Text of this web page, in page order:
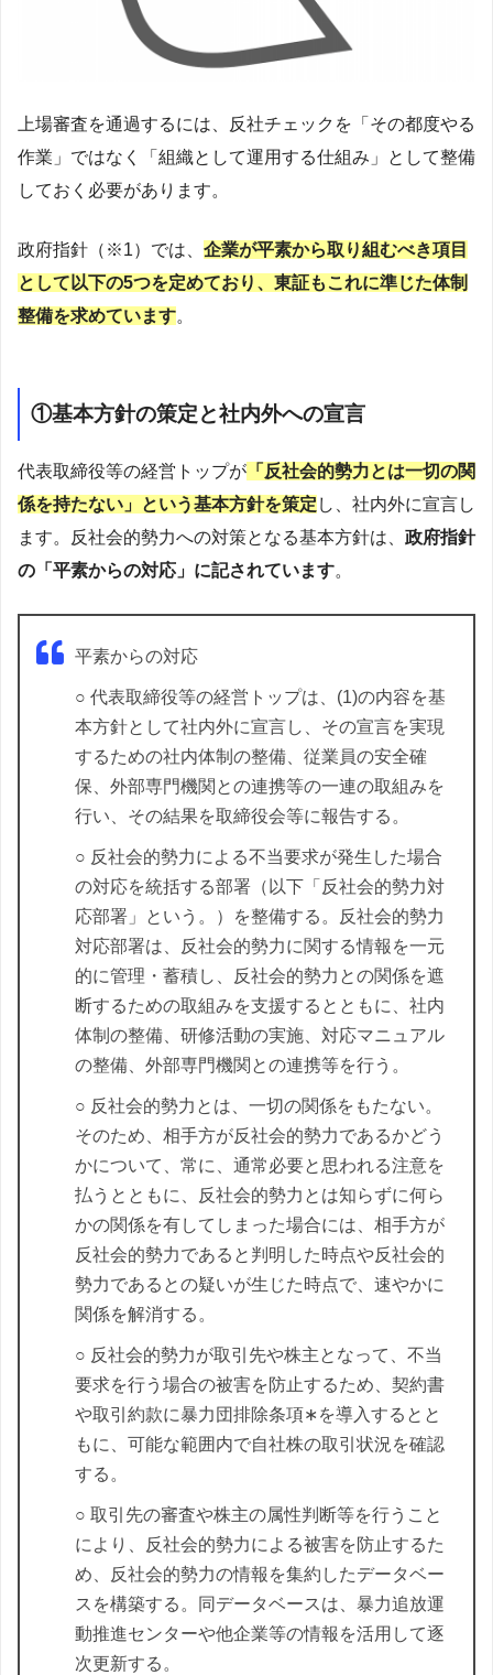
上場審査を通過するには、反社チェックを「その都度やる
作業」ではなく「組織として運用する仕組み」として整備
しておく必要があります。
政府指針（※1）では、 企業が平素から取り組むべき項目
として以下の5つを定めており、東証もこれに準じた体制
整備を求めています。
①基本方針の策定と社内外への宣言
代表取締役等の経営トップが 「反社会的勢力とは一切の関
係を持たない」という基本方針を策定 し、社内外に宣言し
ます。反社会的勢力への対策となる基本方針は、 政府指針
の「平素からの対応」に記されています。
平素からの対応
○ 代表取締役等の経営トップは、(1)の内容を基
本方針として社内外に宣言し、その宣言を実現
するための社内体制の整備、従業員の安全確
保、外部専門機関との連携等の一連の取組みを
行い、その結果を取締役会等に報告する。
○ 反社会的勢力による不当要求が発生した場合
の対応を統括する部署（以下「反社会的勢力対
応部署」という。）を整備する。反社会的勢力
対応部署は、反社会的勢力に関する情報を一元
的に管理・蓄積し、反社会的勢力との関係を遮
断するための取組みを支援するとともに、社内
体制の整備、研修活動の実施、対応マニュアル
の整備、外部専門機関との連携等を行う。
○ 反社会的勢力とは、一切の関係をもたない。
そのため、相手方が反社会的勢力であるかどう
かについて、常に、通常必要と思われる注意を
払うとともに、反社会的勢力とは知らずに何ら
かの関係を有してしまった場合には、相手方が
反社会的勢力であると判明した時点や反社会的
勢力であるとの疑いが生じた時点で、速やかに
関係を解消する。
○ 反社会的勢力が取引先や株主となって、不当
要求を行う場合の被害を防止するため、契約書
や取引約款に暴力団排除条項∗を導入するとと
もに、可能な範囲内で自社株の取引状況を確認
する。
○ 取引先の審査や株主の属性判断等を行うこと
により、反社会的勢力による被害を防止するた
め、反社会的勢力の情報を集約したデータベー
スを構築する。同データベースは、暴力追放運
動推進センターや他企業等の情報を活用して逐
次更新する。